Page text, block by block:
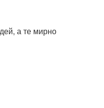
а те мирно